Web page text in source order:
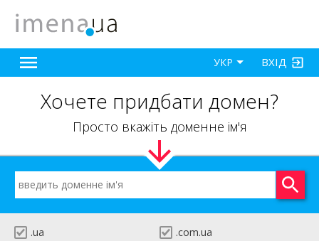
ВХІД
УКР
Хочете придбати домен?
Просто вкажіть доменне ім'я
.ua
.com.ua